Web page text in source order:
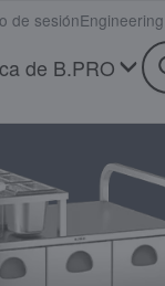
de B.PRO
de sesiónEngineering